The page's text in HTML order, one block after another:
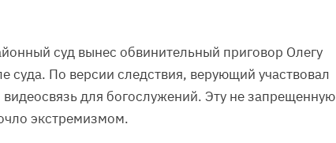
суд вынес обвинительный приговор Олегу
суда. По версии следствия, верующий участвовал
для богослужений. Эту не запрещенную
экстремизмом.